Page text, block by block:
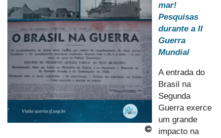
mar!
Pesquisas
durante a II
Guerra
Mundial
A entrada do
Brasil na
Segunda
Guerra exerce
um grande
impacto na